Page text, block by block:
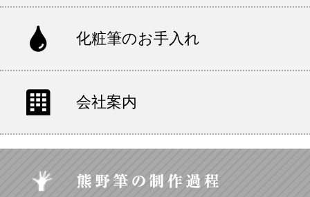
化粧筆のお手入れ
会社案内